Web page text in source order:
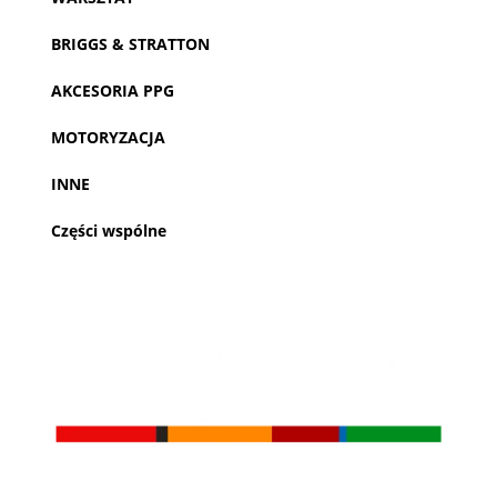
BRIGGS & STRATTON
AKCESORIA PPG
MOTORYZACJA
INNE
Części wspólne